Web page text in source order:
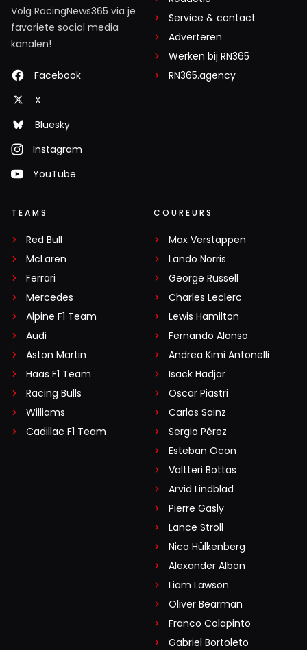
Volg RacingNews365 via je
favoriete social media
kanalen!
Facebook
X
Bluesky
Instagram
YouTube
Service & contact
Adverteren
Werken bij RN365
RN365.agency
TEAMS
Red Bull
McLaren
Ferrari
Mercedes
Alpine F1 Team
Audi
Aston Martin
Haas F1 Team
Racing Bulls
Williams
Cadillac F1 Team
COUREURS
Max Verstappen
Lando Norris
George Russell
Charles Leclerc
Lewis Hamilton
Fernando Alonso
Andrea Kimi Antonelli
Isack Hadjar
Oscar Piastri
Carlos Sainz
Sergio Pérez
Esteban Ocon
Valtteri Bottas
Arvid Lindblad
Pierre Gasly
Lance Stroll
Nico Hülkenberg
Alexander Albon
Liam Lawson
Oliver Bearman
Franco Colapinto
Gabriel Bortoleto